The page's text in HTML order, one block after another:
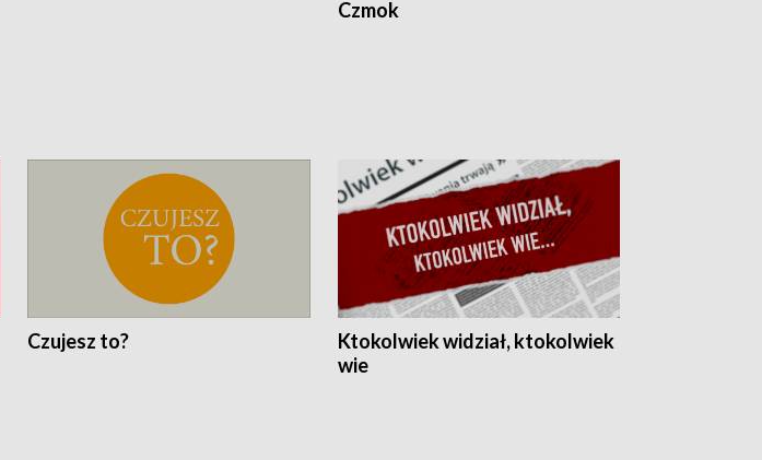
Czmok
Czujesz to?
Ktokolwiek widział, ktokolwiek
wie